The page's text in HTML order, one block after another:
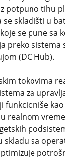
potpuno tihu
se skladišti u
se pune sa
preko sistema
(DC Hub).
tokovima
za
funkcioniše
u realnom
skladu sa